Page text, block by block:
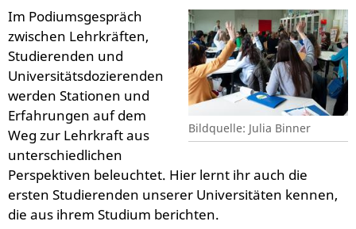
Bildquelle: Julia Binner
Im Podiumsgespräch
zwischen Lehrkräften,
Studierenden und
Universitätsdozierenden
werden Stationen und
Erfahrungen auf dem
Weg zur Lehrkraft aus
unterschiedlichen
Perspektiven beleuchtet. Hier lernt ihr auch die
ersten Studierenden unserer Universitäten kennen,
die aus ihrem Studium berichten.